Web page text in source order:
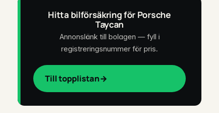
Hitta bilförsäkring för Porsche
Taycan
Annonslänk till bolagen — fyll i
registreringsnummer för pris.
Till topplistan